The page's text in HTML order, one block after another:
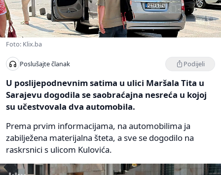
Foto: Klix.ba
Poslušajte članak Podijeli
U poslijepodnevnim satima u ulici Maršala Tita u
Sarajevu dogodila se saobraćajna nesreća u kojoj
su učestvovala dva automobila.
Prema prvim informacijama, na automobilima ja
zabilježena materijalna šteta, a sve se dogodilo na
raskrsnici s ulicom Kulovića.